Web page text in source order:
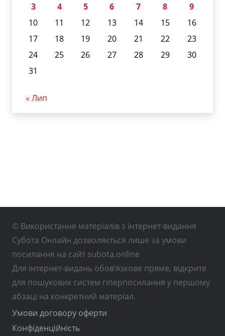
3
4 5 6 7 8
9
10
11 12 13 14 15
16
17
18 19 20 21 22
23
24
25 26 27 28 29
30
31
« Лип
© Використання матеріалів з інтернет-видання
Субота Онлайн дозволяється лише за умови
посилання на сайт subota.online
Для інтернет-видань обов’язкове пряме, відкрите
для пошукових систем гіперпосилання у першому
абзаці на конкретний матеріал.
Умови договору оферти
Конфіденційність